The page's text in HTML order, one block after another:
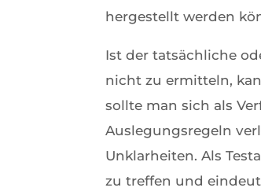
hergestellt werden
Ist der tatsächliche
nicht zu ermitteln,
sollte man sich als
Auslegungsregeln
Unklarheiten. Als
zu treffen und